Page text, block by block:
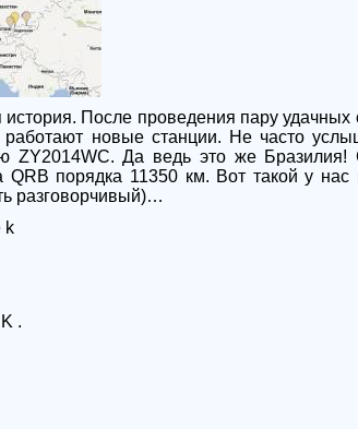
После проведения пару
новые станции. Не часто
ZY2014WC. Да ведь это же Бразилия!
QRB порядка 11350 км. Вот такой у
разговорчивый)…
k
.